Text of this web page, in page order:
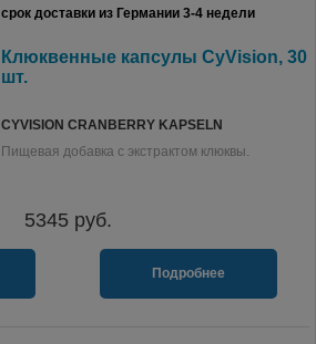
срок доставки из Германии 3-4 недели
Клюквенные капсулы CyVision, 30
шт.
CYVISION CRANBERRY KAPSELN
Пищевая добавка с экстрактом клюквы.
5345 руб.
Подробнее